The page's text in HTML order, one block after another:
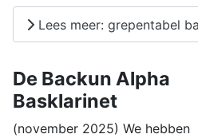
Lees meer: grepentabel
De Backun Alpha
Basklarinet
(november 2025) We hebben